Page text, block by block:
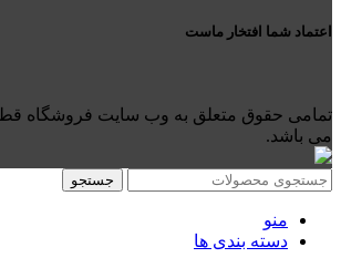
اعتماد شما افتخار ماست
تمامی حقوق متعلق به وب سایت فروشگاه
می باشد.
جستجو
منو
دسته بندی ها